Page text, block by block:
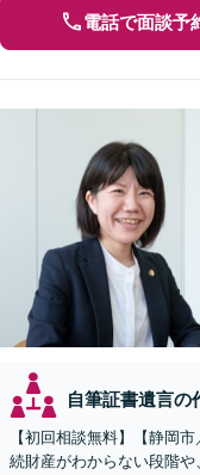
電話で面談予
自筆証書遺言の
【初回相談無料】【静岡
続財産がわからない段階